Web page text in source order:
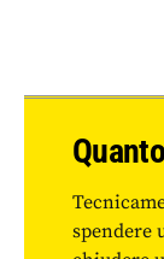
spendere